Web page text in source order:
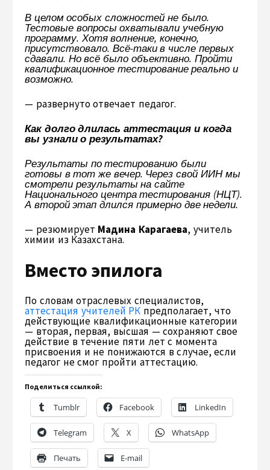
В целом особых сложностей не было.
Тестовые вопросы охватывали учебную
программу. Хотя волнение, конечно,
присутствовало. Всё-таки в числе первых
сдавали. Но всё было объективно. Пройти
квалификационное тестирование реально и
возможно.
— развернуто отвечает педагог.
Как долго длилась аттестация и когда
вы узнали о результатах?
Результаты по тестированию были
готовы в тот же вечер. Через свой ИИН мы
смотрели результаты на сайте
Национального центра тестирования (НЦТ).
А второй этап длился примерно две недели.
— резюмирует Мадина Карагаева, учитель
химии из Казахстана.
Вместо эпилога
По словам отраслевых специалистов,
аттестация учителей РК предполагает, что
действующие квалификационные категории
— вторая, первая, высшая — сохраняют свое
действие в течение пяти лет с момента
присвоения и не понижаются в случае, если
педагог не смог пройти аттестацию.
Поделиться ссылкой:
Tumblr Facebook LinkedIn
Telegram X WhatsApp
Печать E-mail